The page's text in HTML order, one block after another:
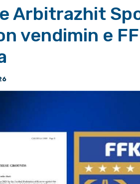
Arbitrazhit
vendimin e